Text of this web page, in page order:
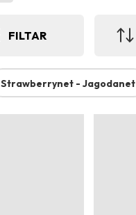
FILTAR
Strawberrynet - Jagodanet